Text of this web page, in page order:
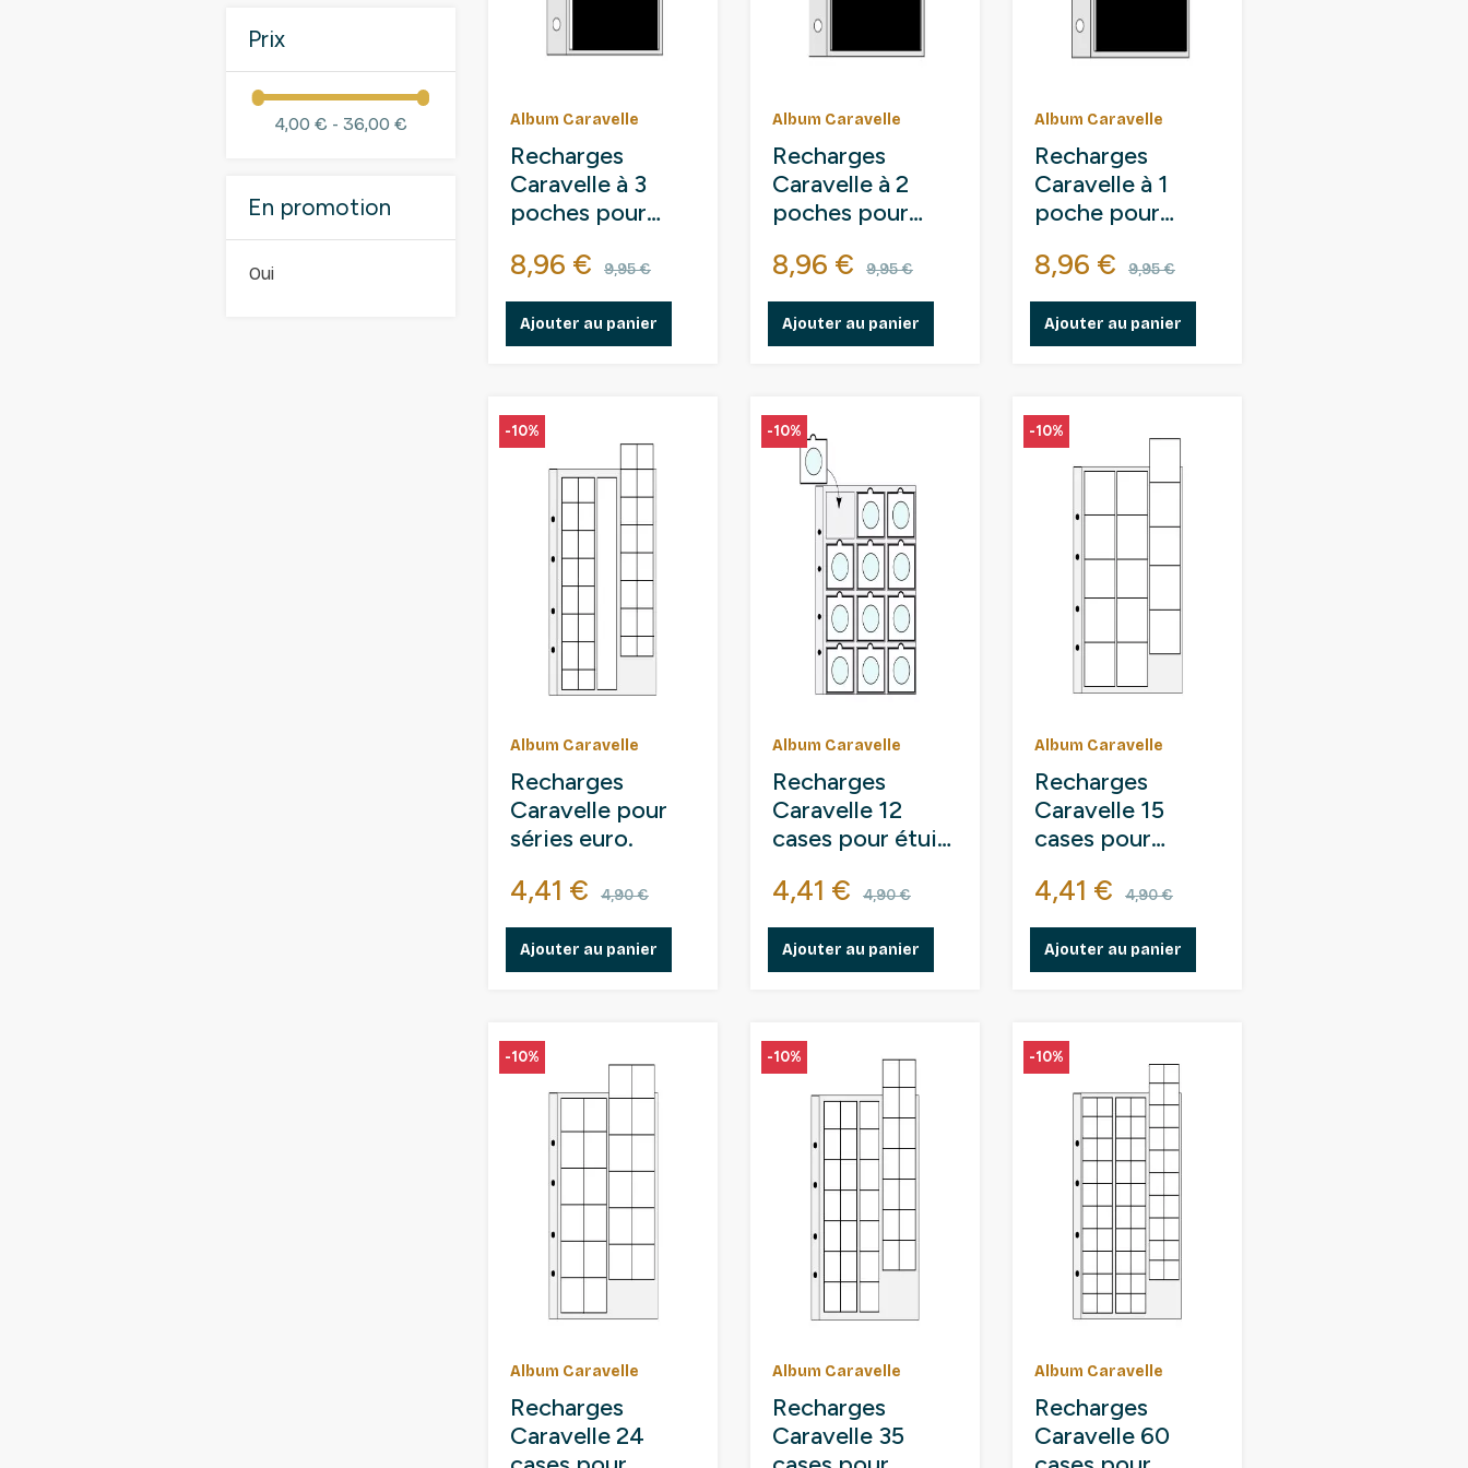
Prix
4,00 € - 36,00 €
En promotion
Oui
Album Caravelle
Recharges
Caravelle à 3
poches pour
banque.
Prix
8,96 € Prix de base
9,95 €
Ajouter au panier
Album Caravelle
Recharges
Caravelle à 2
poches pour
banque.
Prix
8,96 € Prix de base
9,95 €
Ajouter au panier
Album Caravelle
Recharges
Caravelle à 1
poche pour
banque,
documents.
Prix
8,96 € Prix de base
9,95 €
Ajouter au panier
Album Caravelle
Recharges
Caravelle pour
séries euro.
Prix
4,41 € Prix de base
4,90 €
-10%
Ajouter au panier
Album Caravelle
Recharges
Caravelle 12
cases pour étuis
Prix
4,41 € Prix de base
4,90 €
-10%
Ajouter au panier
Album Caravelle
Recharges
Caravelle 15
cases pour
Prix
4,41 € Prix de base
4,90 €
-10%
Ajouter au panier
Album Caravelle
Recharges
Caravelle 24
-10%
Album Caravelle
Recharges
Caravelle 35
-10%
Album Caravelle
Recharges
Caravelle 60
-10%